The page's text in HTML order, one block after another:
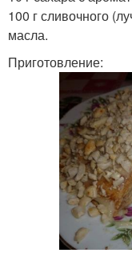
100 г сливочного
масла.
Приготовление: